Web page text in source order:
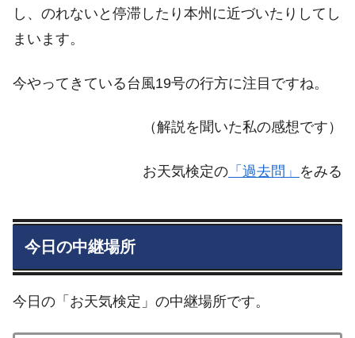
し、のれないと停滞したり本州に近づいたりしてし
まいます。
今やってきている台風19号の行方に注目ですね。
（解説を聞いた私の感想です）
お天気検定の 「過去問」 をみる
今日の中継場所
今日の「お天気検定」の中継場所です。